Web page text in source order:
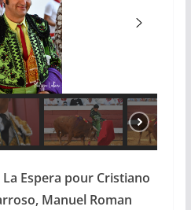
Espera pour Cristiano
Manuel Roman